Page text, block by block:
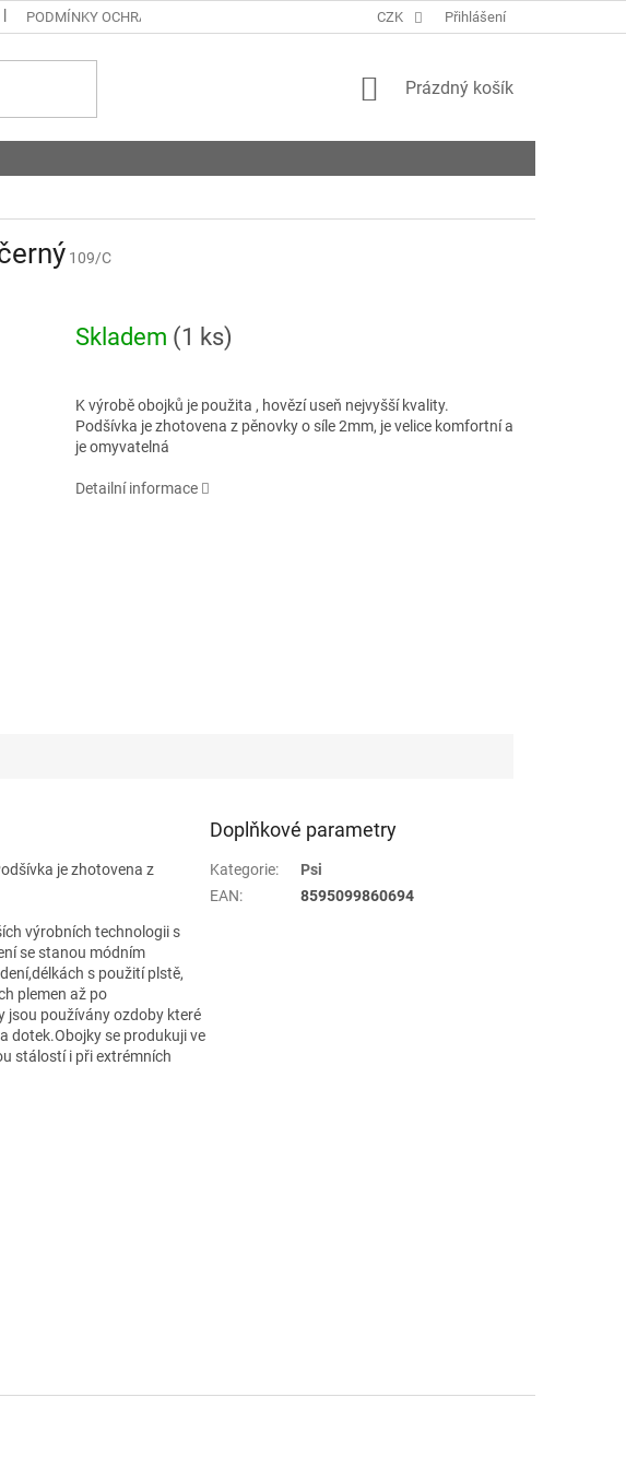
PODMÍNKY OCHRANY OSOBNÍCH ÚDAJŮ KONTAKTY NAPIŠTE NÁM
CZK Přihlášení
NÁKUPNÍ
Prázdný košík
109/C
Skladem (1 ks)
K výrobě obojků je použita , hovězí useň nejvyšší kvality.
Podšívka je zhotovena z pěnovky o síle 2mm, je velice komfortní a
je omyvatelná
Detailní informace
je zhotovena z
výrobních technologii s
se stanou módním
s použití plstě,
plemen až po
jsou používány ozdoby které
dotek.Obojky se produkuji ve
stálostí i při extrémních
Doplňkové parametry
Kategorie:
Psi
EAN: 8595099860694